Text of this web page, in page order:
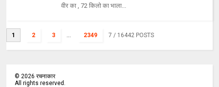
वीर का , 72 किलो का भाला...
1 2 3 ... 2349 7 / 16442 POSTS
©2026 रचनाकार
All rights reserved.